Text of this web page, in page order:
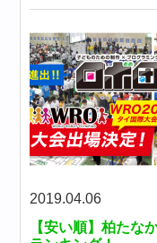
2019.04.06
【安い順】柏たな